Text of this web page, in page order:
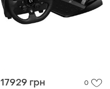
17929 грн 0